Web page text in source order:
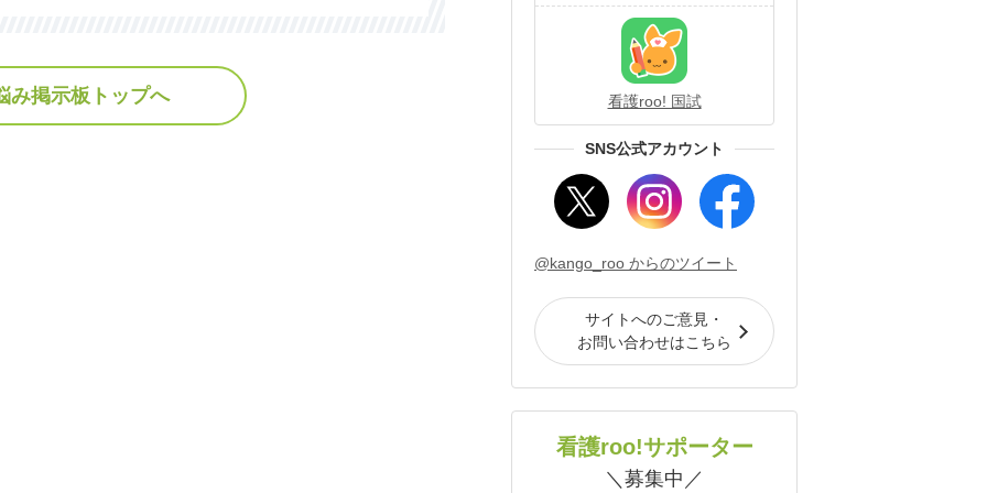
み掲示板トップへ 看護roo! 国試
SNS公式アカウント
@kango_roo からのツイート
サイトへのご意見・
お問い合わせはこちら
看護roo!サポーター
＼募集中／